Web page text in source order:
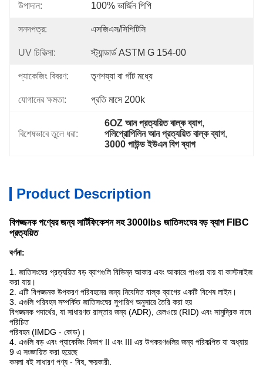
উপাদান: 100% ভার্জিন পিপি
সনদপত্র: এসজিএস/সিপিটিসি
UV চিকিত্সা: স্ট্যান্ডার্ড ASTM G 154-00
প্যাকেজিং বিবরণ: তৃণশয্যা বা গাঁট মধ্যে
যোগানের ক্ষমতা: প্রতি মাসে 200k
বিশেষভাবে তুলে ধরা:
6OZ আন প্রত্যয়িত বাল্ক ব্যাগ,
পলিপ্রোপিলিন আন প্রত্যয়িত বাল্ক ব্যাগ,
3000 পাউন্ড ইউএন বিগ ব্যাগ
Product Description
বিপজ্জনক পণ্যের জন্য সার্টিফিকেশন সহ 3000lbs জাতিসংঘের বড় ব্যাগ FIBC
প্রত্যয়িত
বর্ণনা:
1. জাতিসংঘের প্রত্যয়িত বড় ব্যাগগুলি বিভিন্ন আকার এবং আকারে পাওয়া যায় যা কাস্টমাইজ
করা যায়।
2. এটি বিপজ্জনক উপকরণ পরিবহনের জন্য নিবেদিত বাল্ক ব্যাগের একটি বিশেষ লাইন।
3. এগুলি পরিবহন সম্পর্কিত জাতিসংঘের সুপারিশ অনুসারে তৈরি করা হয়
বিপজ্জনক পদার্থের, যা সাধারণত রাস্তার জন্য (ADR), রেলওয়ে (RID) এবং সামুদ্রিক নামে
পরিচিত
পরিবহন (IMDG - কোড)।
4. এগুলি বড় এবং প্যাকেজিং বিভাগ II এবং III এর উপকরণগুলির জন্য পরিকল্পিত যা অধ্যায়
9 এ সংজ্ঞায়িত করা হয়েছে
কমলা বই সাধারণ পণ্য - বিষ, ক্ষয়কারী.